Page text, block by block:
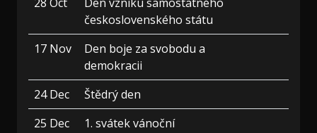
československého státu
17 Nov
Den boje za svobodu a
demokracii
24 Dec
Štědrý den
25 Dec
1. svátek vánoční